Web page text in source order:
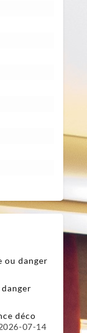
ou danger
déco
07-14